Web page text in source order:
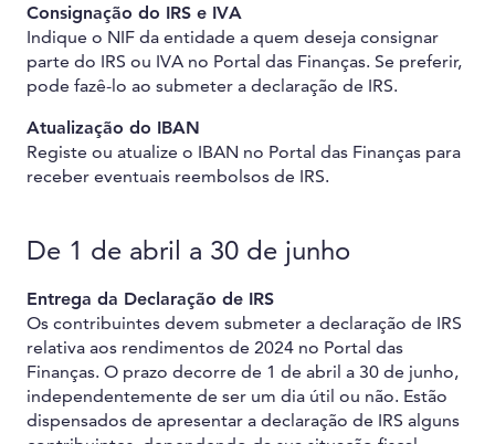
Consignação do IRS e IVA
Indique o NIF da entidade a quem deseja consignar
parte do IRS ou IVA no Portal das Finanças. Se preferir,
pode fazê-lo ao submeter a declaração de IRS.
Atualização do IBAN
Registe ou atualize o IBAN no Portal das Finanças para
receber eventuais reembolsos de IRS.
De 1 de abril a 30 de junho
Entrega da Declaração de IRS
Os contribuintes devem submeter a declaração de IRS
relativa aos rendimentos de 2024 no Portal das
Finanças. O prazo decorre de 1 de abril a 30 de junho,
independentemente de ser um dia útil ou não. Estão
dispensados de apresentar a declaração de IRS alguns